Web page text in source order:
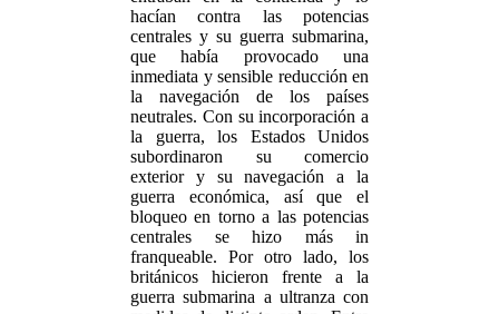
hacían contra las potencias
centrales y su guerra submarina,
que había provocado una
inmediata y sensible reducción en
la navegación de los países
neutrales. Con su incorporación a
la guerra, los Estados Unidos
subordinaron su comercio
exterior y su navegación a la
guerra económica, así que el
bloqueo en torno a las potencias
centrales se hizo más in
franqueable. Por otro lado, los
británicos hicieron frente a la
guerra submarina a ultranza con